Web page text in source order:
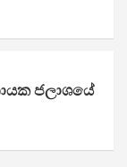
ජලාශයේ